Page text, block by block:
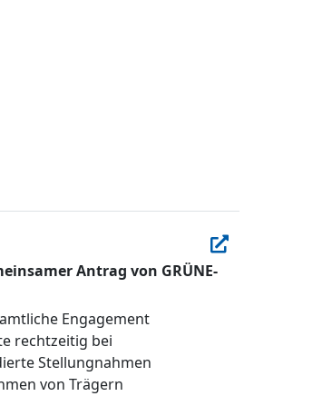
Antrag von GRÜNE-
Engagement
rechtzeitig bei
Stellungnahmen
von Trägern